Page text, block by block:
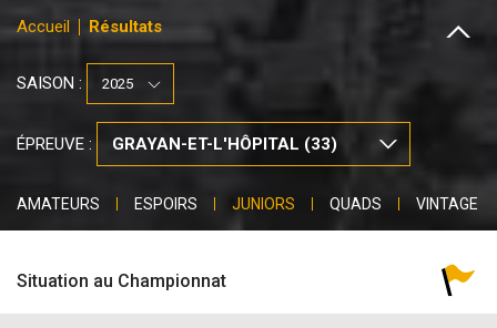
les engagements
Accueil Résultats
SAISON :
ÉPREUVE :
AMATEURS ESPOIRS JUNIORS QUADS VINTAGE
Situation au Championnat